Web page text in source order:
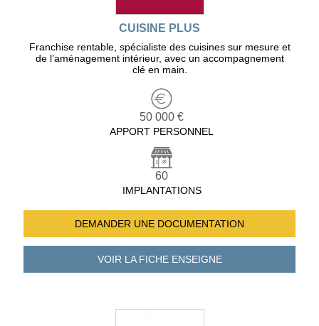
CUISINE PLUS
Franchise rentable, spécialiste des cuisines sur mesure et
de l’aménagement intérieur, avec un accompagnement
clé en main.
50 000 €
APPORT PERSONNEL
60
IMPLANTATIONS
DEMANDER UNE DOCUMENTATION
VOIR LA FICHEENSEIGNE